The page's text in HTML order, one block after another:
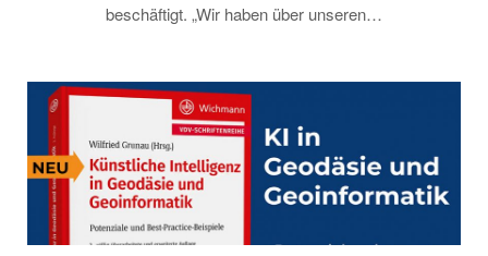
beschäftigt. „Wir haben über unseren…